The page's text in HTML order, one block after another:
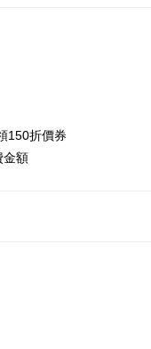
150折價券
金額
力立牌/掛繩